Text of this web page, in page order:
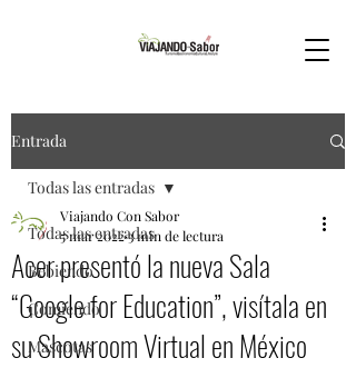
Entrada
Todas las entradas
Bebiendo
Comiendo
Mascotas
Todas las entradas
Acer presentó la nueva Sala
“Google for Education”, visítala en
su Showroom Virtual en México
Viajando Con Sabor
5 mar 20223 min de lectura